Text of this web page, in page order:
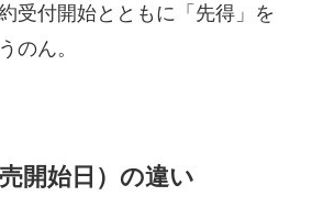
受付開始とともに「先得」を
のん。
開始日）の違い